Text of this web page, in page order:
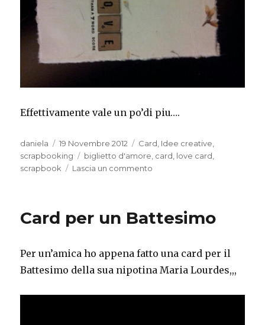
Effettivamente vale un po’di piu….
Autore
daniela
Pubblicato
il
19 Novembre 2012 Categorie
Card, Idee creative,
scrapbooking
Tag
biglietto d'amore, card, love card,
scrapbook
Lascia un commento
Osate
Card per un Battesimo
Per un’amica ho appena fatto una card per il
Battesimo della sua nipotina Maria Lourdes,,,